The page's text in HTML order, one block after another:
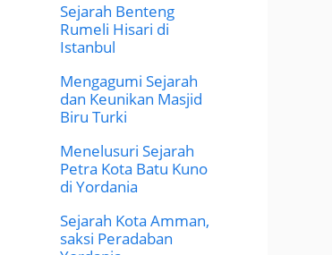
Sejarah Benteng
Rumeli Hisari di
Istanbul
Mengagumi Sejarah
dan Keunikan Masjid
Biru Turki
Menelusuri Sejarah
Petra Kota Batu Kuno
di Yordania
Sejarah Kota Amman,
saksi Peradaban